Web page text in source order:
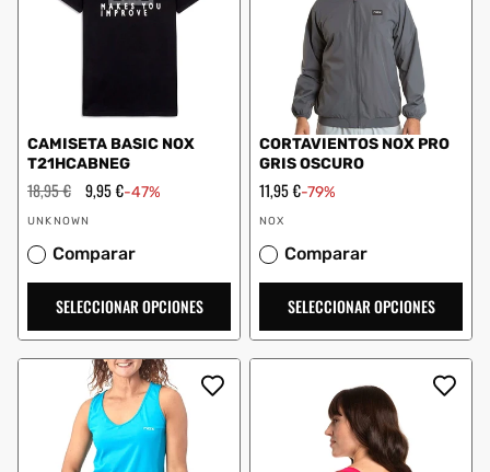
CAMISETA BASIC NOX
T21HCABNEG
Precio
habitual
18,95 € Precio
de
oferta
9,95 €-47%
Proveedor:
UNKNOWN
Comparar
SELECCIONAR OPCIONES
CORTAVIENTOS NOX PRO
GRIS OSCURO
Precio
de
oferta
11,95 €-79%
Proveedor:
NOX
Comparar
SELECCIONAR OPCIONES